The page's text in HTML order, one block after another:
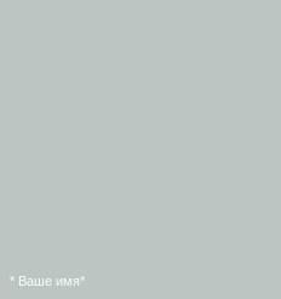
* Ваше имя*